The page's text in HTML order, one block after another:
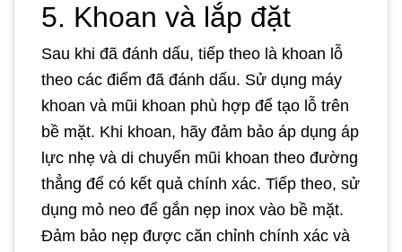
5. Khoan và lắp đặt
Sau khi đã đánh dấu, tiếp theo là khoan lỗ
theo các điểm đã đánh dấu. Sử dụng máy
khoan và mũi khoan phù hợp để tạo lỗ trên
bề mặt. Khi khoan, hãy đảm bảo áp dụng áp
lực nhẹ và di chuyển mũi khoan theo đường
thẳng để có kết quả chính xác. Tiếp theo, sử
dụng mỏ neo để gắn nẹp inox vào bề mặt.
Đảm bảo nẹp được căn chỉnh chính xác và